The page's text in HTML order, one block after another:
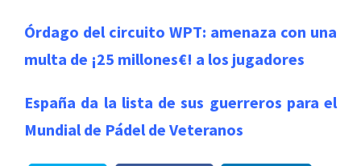
Órdago del circuito WPT: amenaza con una
multa de ¡25 millones€! a los jugadores
España da la lista de sus guerreros para el
Mundial de Pádel de Veteranos